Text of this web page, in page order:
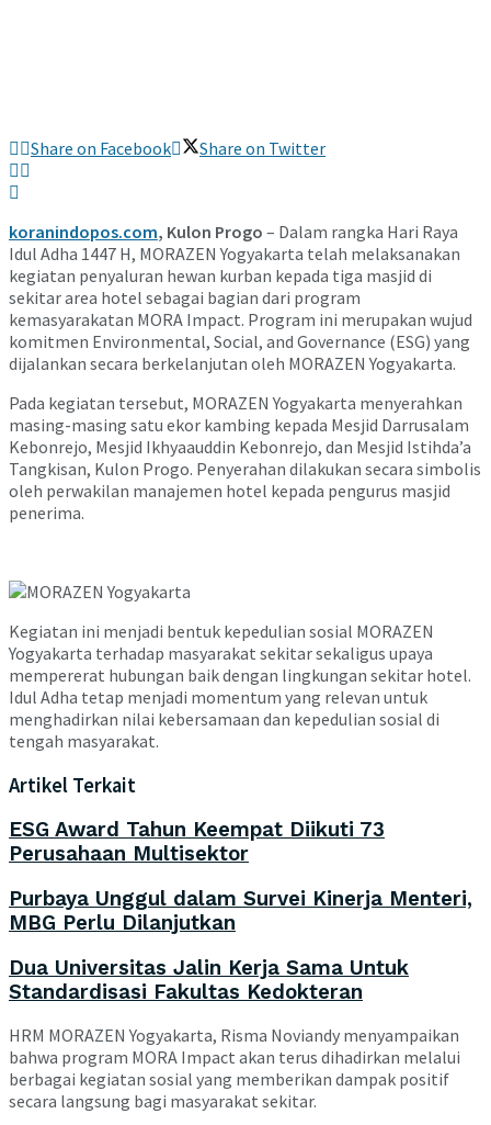
Share on Facebook Share on Twitter
koranindopos.com, Kulon Progo – Dalam rangka Hari Raya
Idul Adha 1447 H, MORAZEN Yogyakarta telah melaksanakan
kegiatan penyaluran hewan kurban kepada tiga masjid di
sekitar area hotel sebagai bagian dari program
kemasyarakatan MORA Impact. Program ini merupakan wujud
komitmen Environmental, Social, and Governance (ESG) yang
dijalankan secara berkelanjutan oleh MORAZEN Yogyakarta.
Pada kegiatan tersebut, MORAZEN Yogyakarta menyerahkan
masing-masing satu ekor kambing kepada Mesjid Darrusalam
Kebonrejo, Mesjid Ikhyaauddin Kebonrejo, dan Mesjid Istihda’a
Tangkisan, Kulon Progo. Penyerahan dilakukan secara simbolis
oleh perwakilan manajemen hotel kepada pengurus masjid
penerima.
Kegiatan ini menjadi bentuk kepedulian sosial MORAZEN
Yogyakarta terhadap masyarakat sekitar sekaligus upaya
mempererat hubungan baik dengan lingkungan sekitar hotel.
Idul Adha tetap menjadi momentum yang relevan untuk
menghadirkan nilai kebersamaan dan kepedulian sosial di
tengah masyarakat.
Artikel Terkait
ESG Award Tahun Keempat Diikuti 73
Perusahaan Multisektor
Purbaya Unggul dalam Survei Kinerja Menteri,
MBG Perlu Dilanjutkan
Dua Universitas Jalin Kerja Sama Untuk
Standardisasi Fakultas Kedokteran
HRM MORAZEN Yogyakarta, Risma Noviandy menyampaikan
bahwa program MORA Impact akan terus dihadirkan melalui
berbagai kegiatan sosial yang memberikan dampak positif
secara langsung bagi masyarakat sekitar.